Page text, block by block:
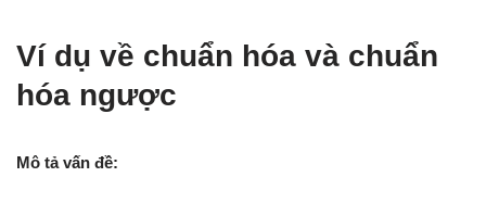
Ví dụ về chuẩn hóa và chuẩn
hóa ngược
Mô tả vấn đề: